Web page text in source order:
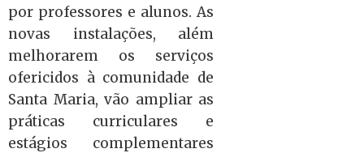
por professores e alunos. As
novas instalações, além
melhorarem os serviços
ofericidos à comunidade de
Santa Maria, vão ampliar as
práticas curriculares e
estágios complementares